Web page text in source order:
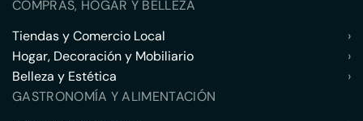
COMPRAS, HOGAR Y BELLEZA
Tiendas y Comercio Local
›
Hogar, Decoración y Mobiliario
›
Belleza y Estética
›
GASTRONOMÍA Y ALIMENTACIÓN